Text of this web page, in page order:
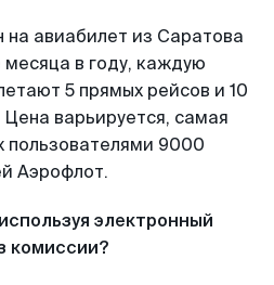
на авиабилет из Саратова
в году, каждую
5 прямых рейсов и 10
варьируется, самая
пользователями 9000
Аэрофлот.
электронный
комиссии?